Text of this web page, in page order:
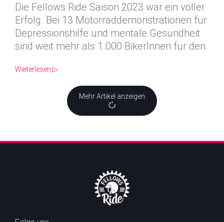
Die Fellows Ride Saison 2023 war ein voller
Erfolg. Bei 13 Motorraddemonstrationen für
Depressionshilfe und mentale Gesundheit
sind weit mehr als 1.000 BikerInnen für den
Weiterlesen ▷
Mehr Artikel anzeigen